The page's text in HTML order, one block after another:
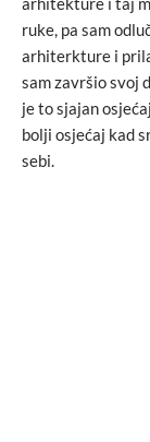
ruke, pa sam
arhiterkture i
sam završio svoj
je to sjajan
bolji osjećaj kad
sebi.